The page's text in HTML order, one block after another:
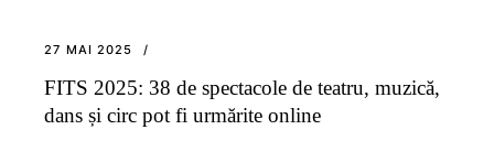
27 MAI 2025
FITS 2025: 38 de spectacole de teatru, muzică,
dans și circ pot fi urmărite online